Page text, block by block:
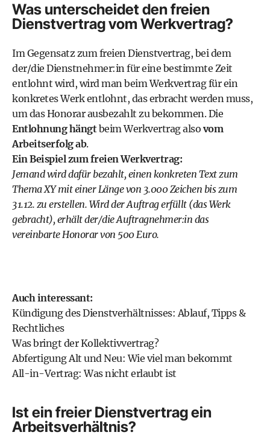
Was unterscheidet den freien
Dienstvertrag vom Werkvertrag?
Im Gegensatz zum freien Dienstvertrag, bei dem
der/die Dienstnehmer:in für eine bestimmte Zeit
entlohnt wird, wird man beim Werkvertrag für ein
konkretes Werk entlohnt, das erbracht werden muss,
um das Honorar ausbezahlt zu bekommen. Die
Entlohnung hängtbeim Werkvertrag also vom
Arbeitserfolg ab.
Ein Beispiel zum freien Werkvertrag:
Jemand wird dafür bezahlt, einen konkreten Text zum
Thema XY mit einer Länge von 3.000 Zeichen bis zum
31.12. zu erstellen. Wird der Auftrag erfüllt (das Werk
gebracht), erhält der/die Auftragnehmer:in das
vereinbarte Honorar von 500 Euro.
Auch interessant:
Kündigung des Dienstverhältnisses: Ablauf, Tipps &
Rechtliches
Was bringt der Kollektivvertrag?
Abfertigung Alt und Neu: Wie viel man bekommt
All-in-Vertrag: Was nicht erlaubt ist
Ist ein freier Dienstvertrag ein
Arbeitsverhältnis?